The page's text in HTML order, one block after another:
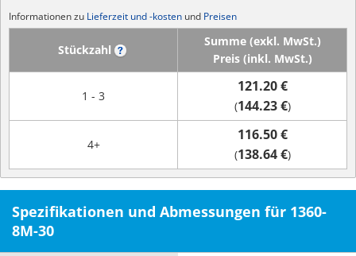
Informationen zu Lieferzeit und -kosten und Preisen
Stückzahl
Summe (exkl. MwSt.)
Preis (inkl. MwSt.)
1 - 3
121.20 €
(144.23 €)
4+
116.50 €
(138.64 €)
Spezifikationen und Abmessungen für 1360-
8M-30